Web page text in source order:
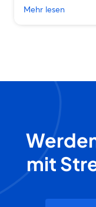
Mehr lesen
mit